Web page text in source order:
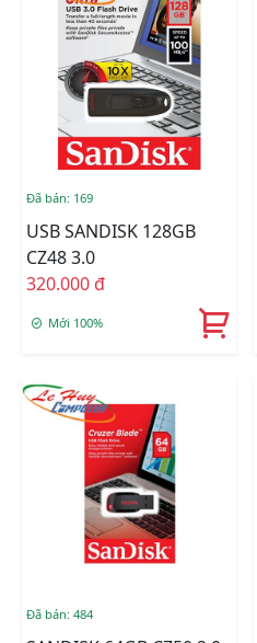
Đã bán: 169
USB SANDISK 128GB
CZ48 3.0
320.000 đ
Mới 100%
Đã bán: 484